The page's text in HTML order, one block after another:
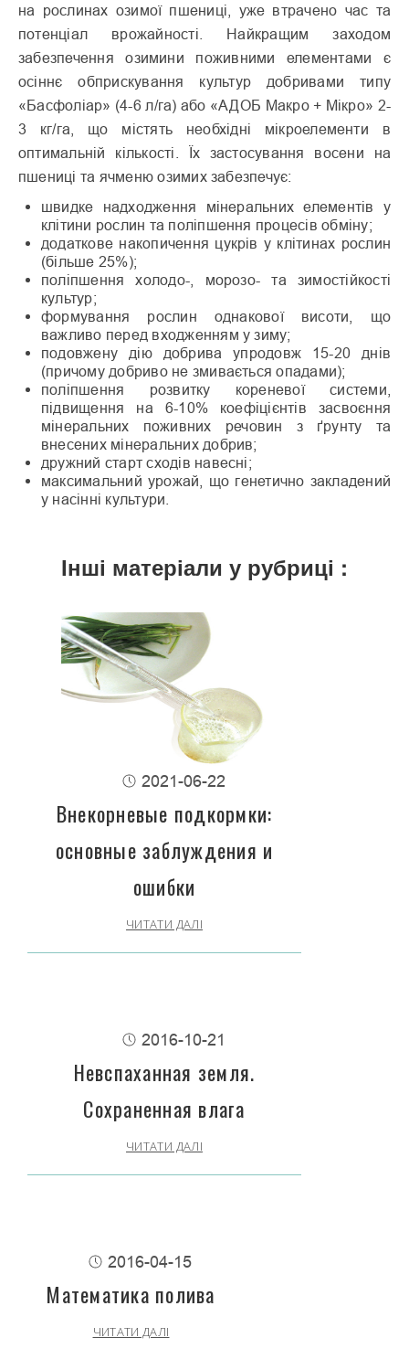
на росли­нах озимої пшениці, уже втраче­но час та
потенціал врожайності. Найкращим заходом
забезпечен­ня озимини поживними елемен­тами є
осіннє обприскування культур добривами типу
«Басфоліар» (4-6 л/га) або «АДОБ Макро + Мікро» 2-
3 кг/га, що містять необхідні мікроелементи в
оптимальній кількості. Їх засто­сування восени на
пшениці та ячменю озимих забезпечує:
швидке надходження мінеральних елементів у
клітини рослин та поліпшення процесів обміну;
додаткове накопичення цукрів у клітинах рослин
(більше 25%);
поліпшення холодо-, морозо- та зимостійкості
культур;
формування рослин однакової висоти, що
важливо перед вход­женням у зиму;
подовжену дію добрива упро­довж 15-20 днів
(причому добри­во не змивається опадами);
поліпшення розвитку кореневої системи,
підвищення на 6-10% коефіцієнтів засвоєння
мінеральних поживних речовин з ґрунту та
внесених мінеральних добрив;
дружний старт сходів навесні;
максимальний урожай, що гене­тично закладений
у насінні куль­тури.
Інші матеріали у рубриці :
2021-06-22
Внекорневые подкормки:
основные заблуждения и
ошибки
ЧИТАТИ ДАЛІ
2016-10-21
Невспаханная земля.
Сохраненная влага
ЧИТАТИ ДАЛІ
2016-04-15
Математика полива
ЧИТАТИ ДАЛІ